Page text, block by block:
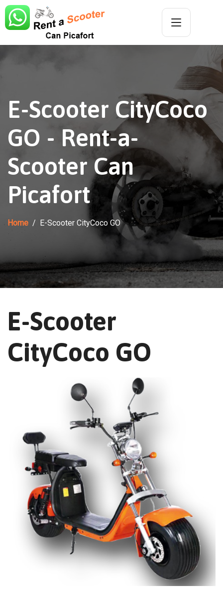
E-Scooter CityCoco
GO - Rent-a-
Scooter Can
Picafort
Home E-Scooter CityCoco GO
E-Scooter
CityCoco GO